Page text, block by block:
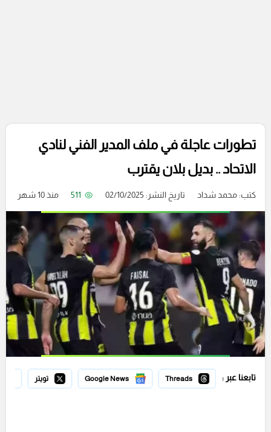
تطورات عاجلة في ملف المدير الفني لنادي
الاتحاد .. بديل بلان يقترب
كتب:محمد شداد تاريخ النشر: 02/10/2025 511 منذ 10 شهر
تابعنا عبر : Threads
Google News تويتر